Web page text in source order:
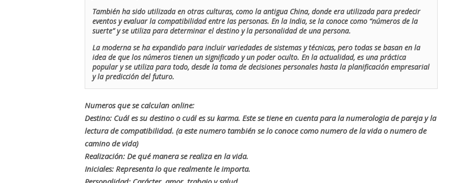
También ha sido utilizada en otras culturas, como la antigua China, donde era utilizada para predecir
eventos y evaluar la compatibilidad entre las personas. En la India, se la conoce como “números de la
suerte” y se utiliza para determinar el destino y la personalidad de una persona.
La moderna se ha expandido para incluir variedades de sistemas y técnicas, pero todas se basan en la
idea de que los números tienen un significado y un poder oculto. En la actualidad, es una práctica
popular y se utiliza para todo, desde la toma de decisiones personales hasta la planificación empresarial
y la predicción del futuro.
Numeros que se calculan online:
Destino: Cuál es su destino o cuál es su karma. Este se tiene en cuenta para la numerologia de pareja y la
lectura de compatibilidad. (a este numero también se lo conoce como numero de la vida o numero de
camino de vida)
Realización: De qué manera se realiza en la vida.
Iniciales: Representa lo que realmente le importa.